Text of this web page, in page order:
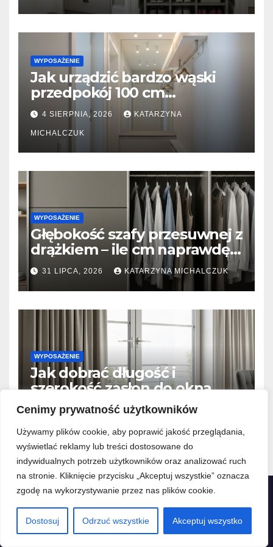
Cenimy prywatność użytkowników
Używamy plików cookie, aby poprawić jakość przeglądania,
wyświetlać reklamy lub treści dostosowane do
indywidualnych potrzeb użytkowników oraz analizować ruch
na stronie. Kliknięcie przycisku „Akceptuj wszystkie” oznacza
zgodę na wykorzystywanie przez nas plików cookie.
Dostosuj Odrzuć wszystkie Akceptuj wszystko
WYPOSAŻENIE
Jak urządzić bardzo wąski
przedpokój 100 cm
szerokości? Triki z lustrami i
płytkimi meblami
4 SIERPNIA, 2026 KATARZYNA
MICHALCZUK
WYPOSAŻENIE
Głębokość szafy przesuwnej z
drążkiem – ile cm naprawdę
potrzeba, żeby ubrania się nie
gniotły?
31 LIPCA, 2026 KATARZYNA MICHALCZUK
WYPOSAŻENIE
Jak dobrać długość i
szerokość zasłon do okna
tarasowego? Prosty
kalkulator marszczenia
28 LIPCA, 2026 KATARZYNA MICHALCZUK
Polityka prywatności